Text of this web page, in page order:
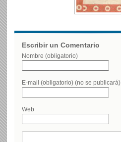
Escribir un Comentario
Nombre (obligatorio)
E-mail (obligatorio) (no se publicará)
Web